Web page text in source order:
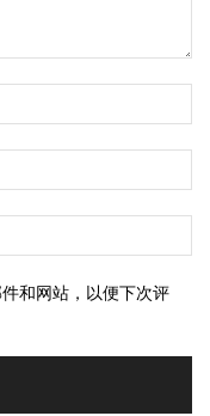
和网站，以便下次评